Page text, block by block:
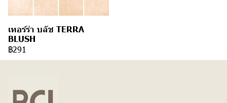
เทอร์ร่า บลัช TERRA
BLUSH
฿291